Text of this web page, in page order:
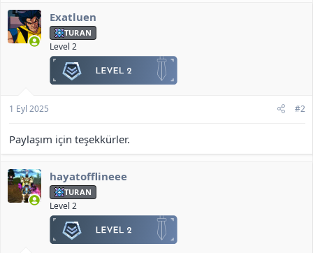
l
e
r
:
Exatluen
TURAN
Level 2
1 Eyl 2025 #2
Paylaşım için teşekkürler.
hayatofflineee
TURAN
Level 2